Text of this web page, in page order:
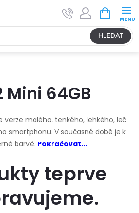
HLEDAT
NÁKUPNÍ
KOŠÍK
Mini 64GB
verze malého, tenkého, lehkého, leč
smartphonu. V současné době je k
barvě. Pokračovat...
teprve